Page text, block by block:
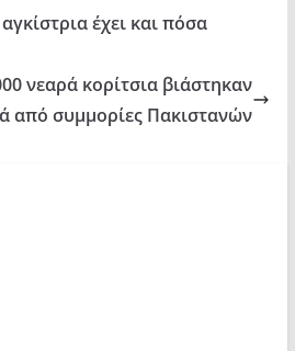
έχει και πόσα
νεαρά κορίτσια βιάστηκαν
από συμμορίες Πακιστανών